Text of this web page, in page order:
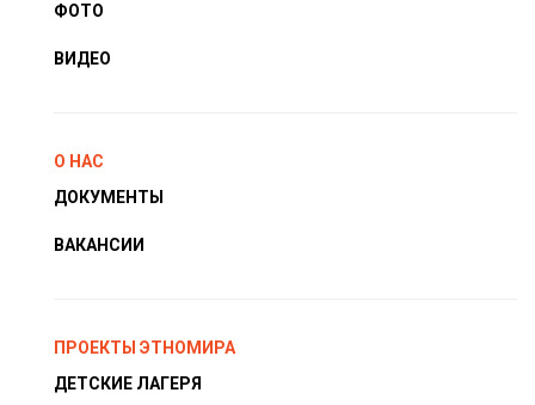
ФОТО
ВИДЕО
О НАС
ДОКУМЕНТЫ
ВАКАНСИИ
ПРОЕКТЫ ЭТНОМИРА
ДЕТСКИЕ ЛАГЕРЯ